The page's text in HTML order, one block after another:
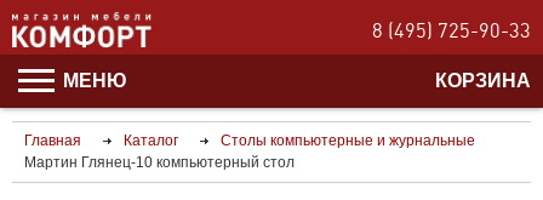
8 (495) 725-90-33
МЕНЮ КОРЗИНА
Главная Каталог
Столы компьютерные и журнальные
Мартин Глянец-10 компьютерный стол